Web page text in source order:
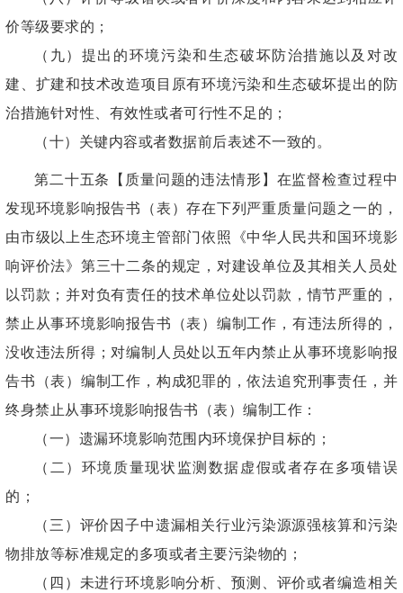
价等级要求的；
（九）提出的环境污染和生态破坏防治措施以及对改
建、扩建和技术改造项目原有环境污染和生态破坏提出的防
治措施针对性、有效性或者可行性不足的；
（十）关键内容或者数据前后表述不一致的。
第二十五条【质量问题的违法情形】在监督检查过程中
发现环境影响报告书（表）存在下列严重质量问题之一的，
由市级以上生态环境主管部门依照《中华人民共和国环境影
响评价法》第三十二条的规定，对建设单位及其相关人员处
以罚款；并对负有责任的技术单位处以罚款，情节严重的，
禁止从事环境影响报告书（表）编制工作，有违法所得的，
没收违法所得；对编制人员处以五年内禁止从事环境影响报
告书（表）编制工作，构成犯罪的，依法追究刑事责任，并
终身禁止从事环境影响报告书（表）编制工作：
（一）遗漏环境影响范围内环境保护目标的；
（二）环境质量现状监测数据虚假或者存在多项错误
的；
（三）评价因子中遗漏相关行业污染源源强核算和污染
物排放等标准规定的多项或者主要污染物的；
（四）未进行环境影响分析、预测、评价或者编造相关